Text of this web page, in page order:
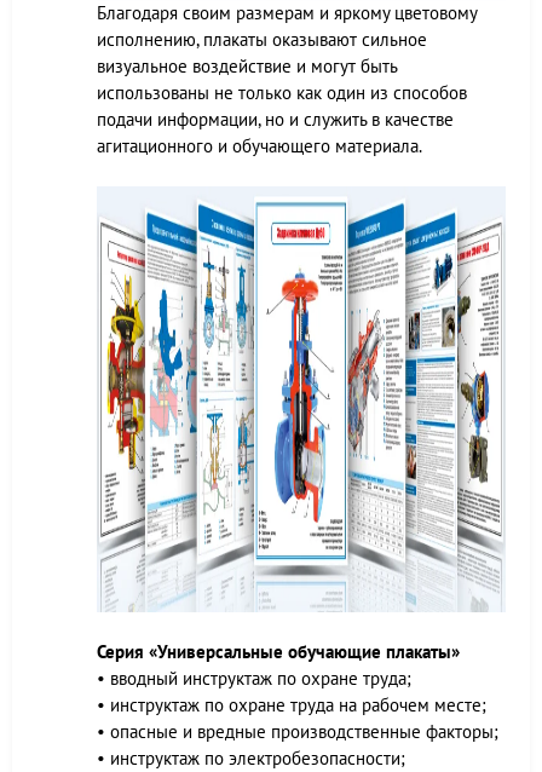
Благодаря своим размерам и яркому цветовому
исполнению, плакаты оказывают сильное
визуальное воздействие и могут быть
использованы не только как один из способов
подачи информации, но и служить в качестве
агитационного и обучающего материала.
Серия «Универсальные обучающие плакаты»
• вводный инструктаж по охране труда;
• инструктаж по охране труда на рабочем месте;
• опасные и вредные производственные факторы;
• инструктаж по электробезопасности;